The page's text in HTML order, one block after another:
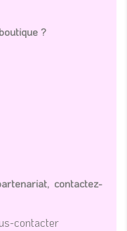
?
contactez-
contacter